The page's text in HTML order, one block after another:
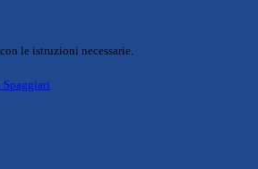
le istruzioni necessarie.